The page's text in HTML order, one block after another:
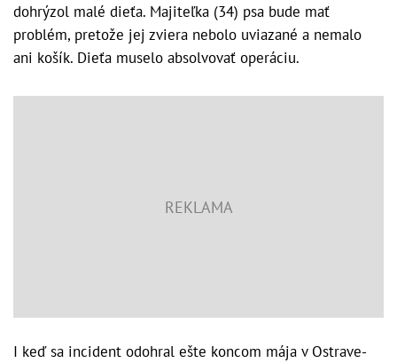
dohrýzol malé dieťa. Majiteľka (34) psa bude mať
problém, pretože jej zviera nebolo uviazané a nemalo
ani košík. Dieťa muselo absolvovať operáciu.
I keď sa incident odohral ešte koncom mája v Ostrave-